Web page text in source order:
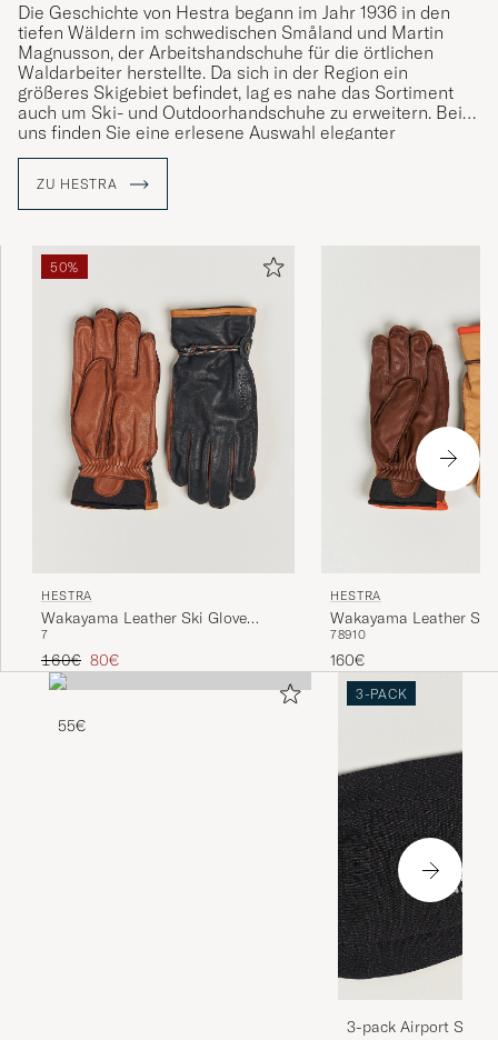
Die Geschichte von Hestra begann im Jahr 1936 in den
tiefen Wäldern im schwedischen Småland und Martin
Magnusson, der Arbeitshandschuhe für die örtlichen
Waldarbeiter herstellte. Da sich in der Region ein
größeres Skigebiet befindet, lag es nahe das Sortiment
auch um Ski- und Outdoorhandschuhe zu erweitern. Bei
uns finden Sie eine erlesene Auswahl eleganter
Kollektionen aus feinem, sorgfältig ausgewähltem Leder.
ZU HESTRA
50%
HESTRA
Wakayama Leather Ski Glove
Navy/Brown
7
Regulärer Preis
160€ Reduzierter Preis
80€
HESTRA
Wakayama Leather Ski
Cognac/Brown
78910
160€
55€
3-PACK
3-pack Airport